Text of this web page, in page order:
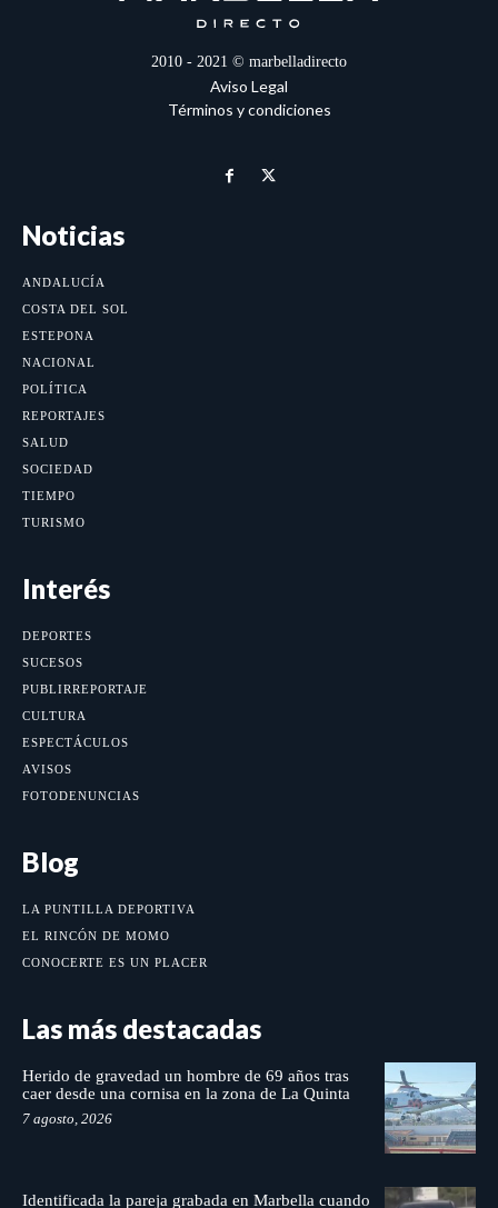
2010 - 2021 © marbelladirecto
Aviso Legal
Términos y condiciones
Noticias
ANDALUCÍA
COSTA DEL SOL
ESTEPONA
NACIONAL
POLÍTICA
REPORTAJES
SALUD
SOCIEDAD
TIEMPO
TURISMO
Interés
DEPORTES
SUCESOS
PUBLIRREPORTAJE
CULTURA
ESPECTÁCULOS
AVISOS
FOTODENUNCIAS
Blog
LA PUNTILLA DEPORTIVA
EL RINCÓN DE MOMO
CONOCERTE ES UN PLACER
Las más destacadas
Herido de gravedad un hombre de 69 años tras
caer desde una cornisa en la zona de La Quinta
7 agosto, 2026
Identificada la pareja grabada en Marbella cuando